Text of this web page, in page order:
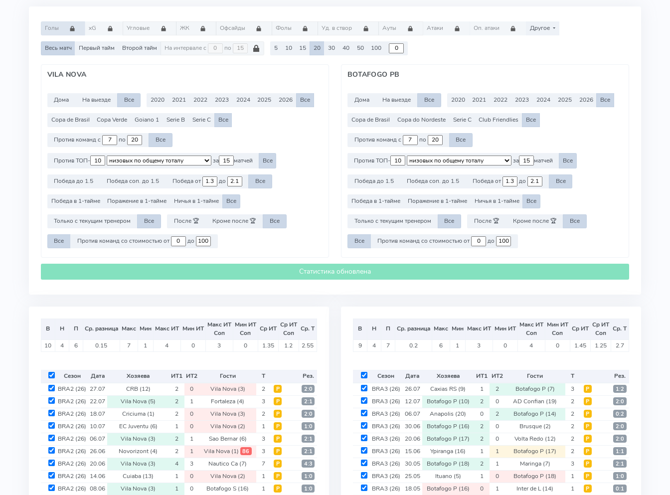
Голы xG Угловые ЖК Офсайды Фолы Уд. в створ Ауты Атаки Оп. атаки Другое
Весь матч Первый тайм Второй тайм На интервале с по 5 10 15 20 30 40 50 100
VILA NOVA
Дома На выезде Все 2020 2021 2022 2023 2024 2025 2026 Все
Copa de Brasil Copa Verde Goiano 1 Serie B Serie C Все
Против команд с по Все
Против ТОП- за матчей Все
Победа до 1.5 Победа соп. до 1.5 Победа от до Все
Победа в 1-тайме Поражение в 1-тайме Ничья в 1-тайме Все
Только с текущим тренером Все После 🏆 Кроме после 🏆 Все
Все Против команд со стоимостью от до
BOTAFOGO PB
Дома На выезде Все 2020 2021 2022 2023 2024 2025 2026 Все
Copa de Brasil Copa do Nordeste Serie C Club Friendlies Все
Против команд с по Все
Против ТОП- за матчей Все
Победа до 1.5 Победа соп. до 1.5 Победа от до Все
Победа в 1-тайме Поражение в 1-тайме Ничья в 1-тайме Все
Только с текущим тренером Все После 🏆 Кроме после 🏆 Все
Все Против команд со стоимостью от до
Статистика обновлена
В Н П Ср. разница Макс Мин Макс ИТ Мин ИТ Макс ИТ
Соп
Мин ИТ
Соп
Ср ИТ Ср ИТ
Соп
Ср. Т
10 4 6 0.15 7 1 4 0 3 0 1.35 1.2 2.55
Сезон Дата Хозяева ИТ1 ИТ2 Гости Т
Рез.
BRA2 (26) 27.07 CRB (12) 2 0 Vila Nova (3) 2 Р 2:0
BRA2 (26) 22.07 Vila Nova (5) 2 1 Fortaleza (4) 3 Р 2:1
BRA2 (26) 18.07 Criciuma (1) 2 0 Vila Nova (3) 2 Р 2:0
BRA2 (26) 10.07 EC Juventu (6) 1 0 Vila Nova (2) 1 Р 1:0
BRA2 (26) 06.07 Vila Nova (3) 2 1 Sao Bernar(6) 3 Р 2:1
BRA2 (26) 26.06 Novorizont (4) 2 1 Vila Nova (1) 86 3 Р 2:1
BRA2 (26) 20.06 Vila Nova (3) 4 3 Nautico Ca (7) 7 Р 4:3
BRA2 (26) 14.06 Cuiaba (13) 1 0 Vila Nova (2) 1 Р 1:0
BRA2 (26) 08.06 Vila Nova (3) 1 0 Botafogo S (16) 1 Р 1:0
В Н П Ср. разница Макс Мин Макс ИТ Мин ИТ Макс ИТ
Соп
Мин ИТ
Соп
Ср ИТ Ср ИТ
Соп
Ср. Т
9 4 7 0.2 6 1 3 0 4 0 1.45 1.25 2.7
Сезон Дата Хозяева ИТ1 ИТ2 Гости Т
Рез.
BRA3 (26) 26.07 Caxias RS (9) 1 2 Botafogo P (7) 3 Р 1:2
BRA3 (26) 12.07 Botafogo P (10) 2 0 AD Confian (19) 2 Р 2:0
BRA3 (26) 06.07 Anapolis (20) 0 2 Botafogo P (14) 2 Р 0:2
BRA3 (26) 30.06 Botafogo P (16) 2 0 Brusque (2) 2 Р 2:0
BRA3 (26) 20.06 Botafogo P (17) 2 0 Volta Redo (12) 2 Р 2:0
BRA3 (26) 15.06 Ypiranga (16) 1 1 Botafogo P (17) 2 Р 1:1
BRA3 (26) 30.05 Botafogo P (18) 2 1 Maringa (7) 3 Р 2:1
BRA3 (26) 25.05 Ituano (5) 1 0 Botafogo P (18) 1 Р 1:0
BRA3 (26) 18.05 Botafogo P (16) 0 1 Inter de L(14) 1 Р 0:1